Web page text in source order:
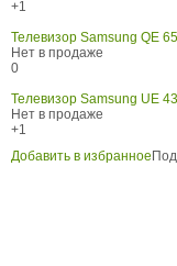
+1
Телевизор Samsung QE
Нет в продаже
0
Телевизор Samsung UE
Нет в продаже
+1
Добавить в избранное